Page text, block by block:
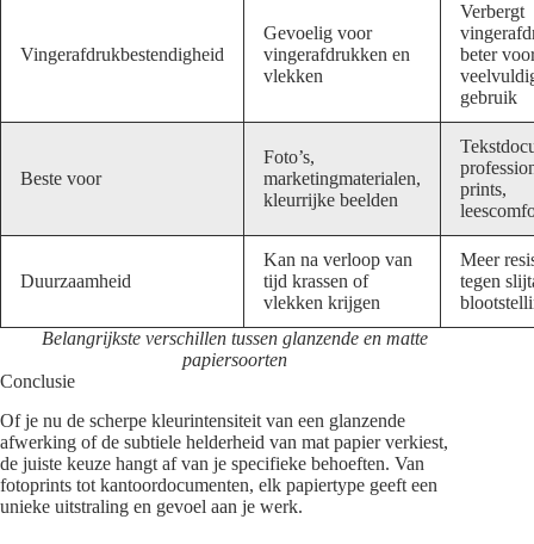
Vingerafdrukbestendigheid
Gevoelig voor
vingerafdrukken en
vlekken
Verbergt
beter
gebruik
Beste voor
Foto’s,
marketingmaterialen,
kleurrijke beelden
prints,
Duurzaamheid
Kan na verloop van
tijd krassen of
vlekken krijgen
Meer
tegen
Belangrijkste verschillen tussen glanzende en matte
papiersoorten
Conclusie
Of je nu de scherpe kleurintensiteit van een glanzende
afwerking of de subtiele helderheid van mat papier verkiest,
de juiste keuze hangt af van je specifieke behoeften. Van
fotoprints tot kantoordocumenten, elk papiertype geeft een
unieke uitstraling en gevoel aan je werk.